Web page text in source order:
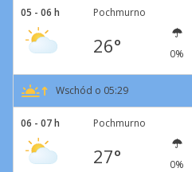
05 - 06 h Pochmurno
26° 0%
Wschód o 05:29
06 - 07 h Pochmurno
27° 0%